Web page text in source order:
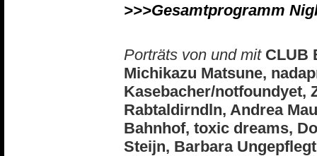
>>>Gesamtprogramm
Porträts von und mit CLUB
Michikazu Matsune,
Kasebacher/notfoundyet,
Rabtaldirndln, Andrea
Bahnhof, toxic dreams,
Steijn, Barbara